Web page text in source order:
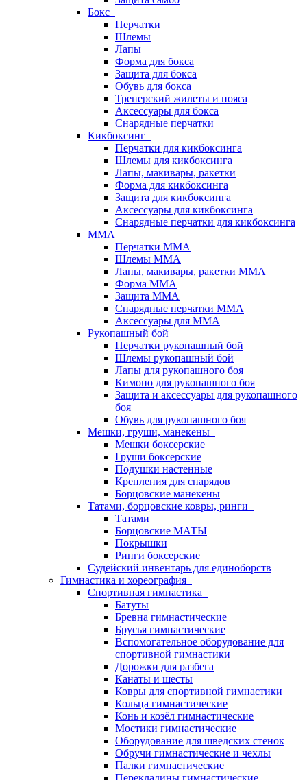
Бокс
Перчатки
Шлемы
Лапы
Форма для бокса
Защита для бокса
Обувь для бокса
Тренерский жилеты и пояса
Аксессуары для бокса
Снарядные перчатки
Кикбоксинг
Перчатки для кикбоксинга
Шлемы для кикбоксинга
Лапы, макивары, ракетки
Форма для кикбоксинга
Защита для кикбоксинга
Аксессуары для кикбоксинга
Снарядные перчатки для кикбоксинга
ММА
Перчатки ММА
Шлемы ММА
Лапы, макивары, ракетки ММА
Форма ММА
Защита ММА
Снарядные перчатки ММА
Аксессуары для ММА
Рукопашный бой
Перчатки рукопашный бой
Шлемы рукопашный бой
Лапы для рукопашного боя
Кимоно для рукопашного боя
Защита и аксессуары для рукопашного
боя
Обувь для рукопашного боя
Мешки, груши, манекены
Мешки боксерские
Груши боксерские
Подушки настенные
Крепления для снарядов
Борцовские манекены
Татами, борцовские ковры, ринги
Татами
Борцовские МАТЫ
Покрышки
Ринги боксерские
Судейский инвентарь для единоборств
Гимнастика и хореография
Спортивная гимнастика
Батуты
Бревна гимнастические
Брусья гимнастические
Вспомогательное оборудование для
спортивной гимнастики
Дорожки для разбега
Канаты и шесты
Ковры для спортивной гимнастики
Кольца гимнастические
Конь и козёл гимнастические
Мостики гимнастические
Оборудование для шведских стенок
Обручи гимнастические и чехлы
Палки гимнастические
Перекладины гимнастические